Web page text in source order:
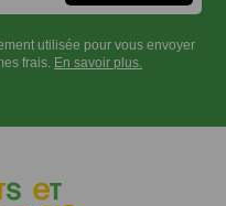
utilisée pour vous envoyer
frais. En savoir plus.